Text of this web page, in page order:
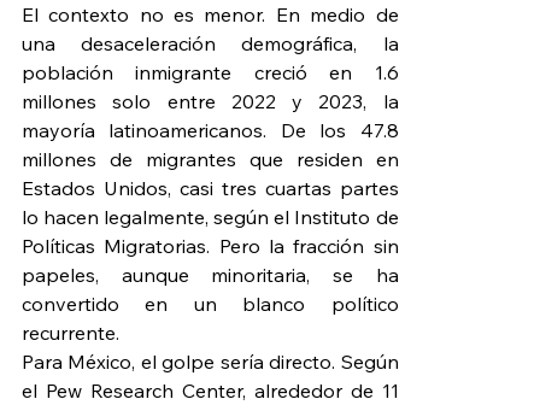
El contexto no es menor. En medio de
una desaceleración demográfica, la
población inmigrante creció en 1.6
millones solo entre 2022 y 2023, la
mayoría latinoamericanos. De los 47.8
millones de migrantes que residen en
Estados Unidos, casi tres cuartas partes
lo hacen legalmente, según el Instituto de
Políticas Migratorias. Pero la fracción sin
papeles, aunque minoritaria, se ha
convertido en un blanco político
recurrente.
Para México, el golpe sería directo. Según
el Pew Research Center, alrededor de 11